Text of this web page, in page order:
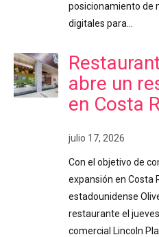
posicionamiento de
digitales para…
abre un
en Costa
julio 17, 2026
Con el objetivo de
expansión en Costa
estadounidense
restaurante el
comercial Lincoln